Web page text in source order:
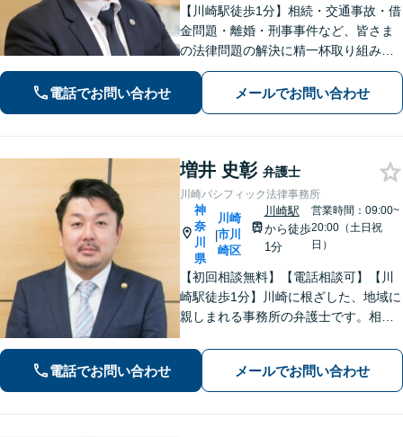
【川崎駅徒歩1分】相続・交通事故・借
金問題・離婚・刑事事件など、皆さま
の法律問題の解決に精一杯取り組みま
す。持ち前のバイタリティとフットワ
ークの軽さに自信あり。費用の負担を
最小限にするよう努めています。【地
電話でお問い合わせ メールでお問い合わせ
増井 史彰 弁護士
川崎パシフィック法律事務所
神
奈
川
県
|
川崎
市川
崎区
川崎駅
から徒歩
1分
営業時間：09:00~
20:00（土日祝
日）
【初回相談無料】【電話相談可】【川
崎駅徒歩1分】川崎に根ざした、地域に
親しまれる事務所の弁護士です。相
って対応致します。クチコミ・リピー
ターの方多数。お気軽にご相談くださ
い。
電話でお問い合わせ メールでお問い合わせ